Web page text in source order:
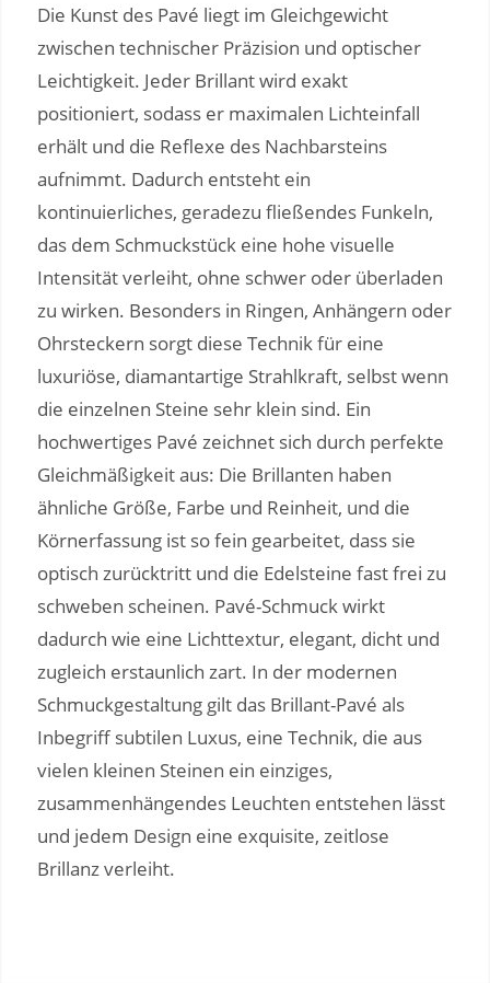
Die Kunst des Pavé liegt im Gleichgewicht
zwischen technischer Präzision und optischer
Leichtigkeit. Jeder Brillant wird exakt
positioniert, sodass er maximalen Lichteinfall
erhält und die Reflexe des Nachbarsteins
aufnimmt. Dadurch entsteht ein
kontinuierliches, geradezu fließendes Funkeln,
das dem Schmuckstück eine hohe visuelle
Intensität verleiht, ohne schwer oder überladen
zu wirken. Besonders in Ringen, Anhängern oder
Ohrsteckern sorgt diese Technik für eine
luxuriöse, diamantartige Strahlkraft, selbst wenn
die einzelnen Steine sehr klein sind. Ein
hochwertiges Pavé zeichnet sich durch perfekte
Gleichmäßigkeit aus: Die Brillanten haben
ähnliche Größe, Farbe und Reinheit, und die
Körnerfassung ist so fein gearbeitet, dass sie
optisch zurücktritt und die Edelsteine fast frei zu
schweben scheinen. Pavé-Schmuck wirkt
dadurch wie eine Lichttextur, elegant, dicht und
zugleich erstaunlich zart. In der modernen
Schmuckgestaltung gilt das Brillant-Pavé als
Inbegriff subtilen Luxus, eine Technik, die aus
vielen kleinen Steinen ein einziges,
zusammenhängendes Leuchten entstehen lässt
und jedem Design eine exquisite, zeitlose
Brillanz verleiht.